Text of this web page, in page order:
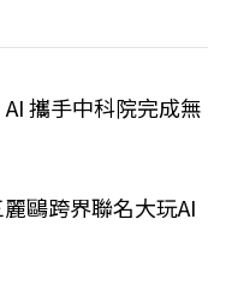
攜手中科院完成無
鷗跨界聯名大玩AI